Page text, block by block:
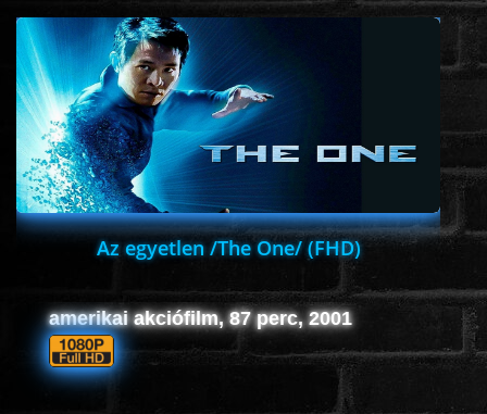
Az egyetlen /The One/ (FHD)
amerikai akciófilm, 87 perc, 2001